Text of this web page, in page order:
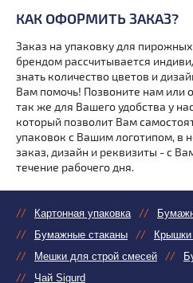
КАК ОФОРМИТЬ ЗАКАЗ?
Заказ на упаковку для
брендом рассчитывается
знать количество цветов и
Вам помочь! Позвоните нам или
так же для Вашего удобства у
который позволит Вам
упаковок с Вашим логотипом, в
заказ, дизайн и реквизиты - с
течение рабочего дня.
Картонная упаковка
Бумажные стаканы
Крышки
Мешки для строй смесей
Чай Sigurd